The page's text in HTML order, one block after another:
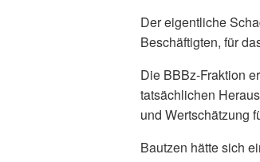
Der eigentliche
Beschäftigten, für
Die BBBz-Fraktion
tatsächlichen
und Wertschätzung
Bautzen hätte sich